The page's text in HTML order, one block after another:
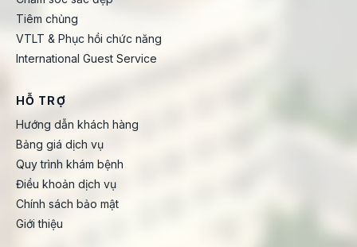
Tiêm chủng
VTLT & Phục hồi chức năng
International Guest Service
HỖ TRỢ
Hướng dẫn khách hàng
Bảng giá dịch vụ
Quy trình khám bệnh
Điều khoản dịch vụ
Chính sách bảo mật
Giới thiệu